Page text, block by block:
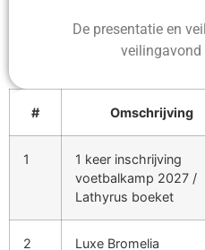
De presentatie en
veilingavond
# Omschrijving
1
1 keer inschrijving
voetbalkamp 2027 /
Lathyrus boeket
2
Luxe Bromelia